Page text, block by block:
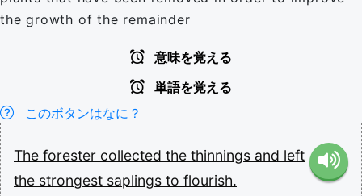
the growth of the remainder
意味を覚える
単語を覚える
このボタンはなに？
The forester collected the thinnings and left
the strongest saplings to flourish.